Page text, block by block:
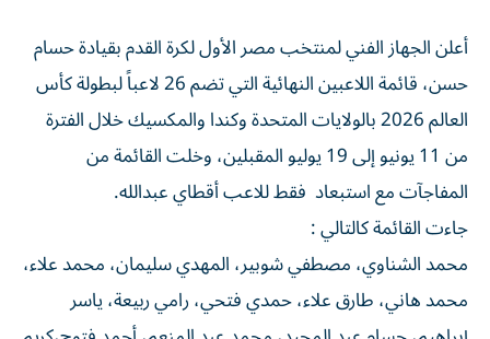
أعلن الجهاز الفني لمنتخب مصر الأول لكرة القدم بقيادة حسام
حسن، قائمة اللاعبين النهائية التي تضم 26 لاعباً لبطولة كأس
العالم 2026 بالولايات المتحدة وكندا والمكسيك خلال الفترة
من 11 يونيو إلى 19 يوليو المقبلين، وخلت القائمة من
المفاجآت مع استبعاد فقط للاعب أقطاي عبدالله.
جاءت القائمة كالتالي :
محمد الشناوي، مصطفي شوبير، المهدي سليمان، محمد علاء،
محمد هاني، طارق علاء، حمدي فتحي، رامي ربيعة، ياسر